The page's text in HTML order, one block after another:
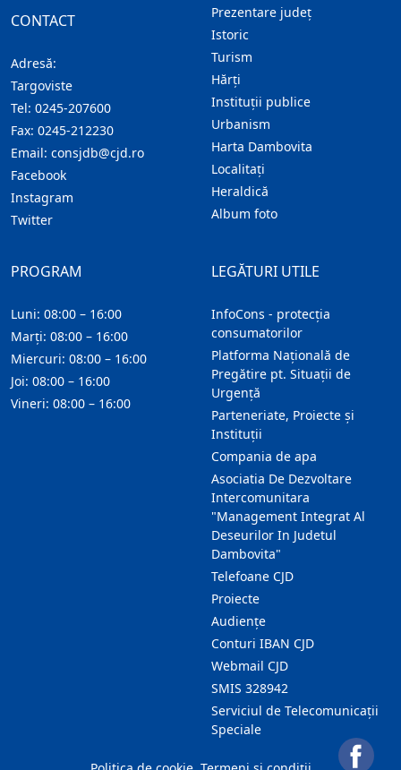
CONTACT
Adresă:
Targoviste
Tel: 0245-207600
Fax: 0245-212230
Email: consjdb@cjd.ro
Facebook
Instagram
Twitter
Prezentare judeţ
Istoric
Turism
Hărţi
Instituţii publice
Urbanism
Harta Dambovita
Localitaţi
Heraldică
Album foto
LEGĂTURI UTILE
InfoCons - protecția
consumatorilor
Platforma Națională de
Pregătire pt. Situații de
Urgență
Parteneriate, Proiecte și
Instituții
Compania de apa
Asociatia De Dezvoltare
Intercomunitara
"Management Integrat Al
Deseurilor In Judetul
Dambovita"
Telefoane CJD
Proiecte
Audienţe
Conturi IBAN CJD
Webmail CJD
SMIS 328942
Serviciul de Telecomunicații
Speciale
PROGRAM
Luni: 08:00 – 16:00
Marți: 08:00 – 16:00
Miercuri: 08:00 – 16:00
Joi: 08:00 – 16:00
Vineri: 08:00 – 16:00